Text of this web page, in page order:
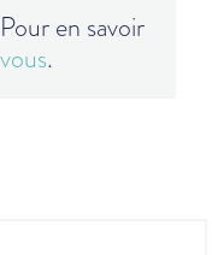
Pour en savoir
.